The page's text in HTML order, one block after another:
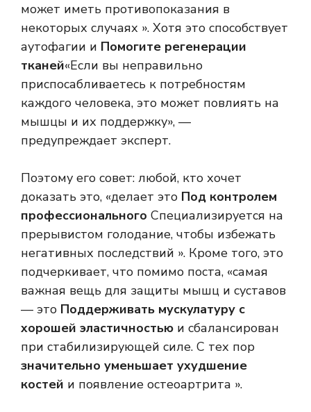
может иметь противопоказания в
некоторых случаях ». Хотя это способствует
аутофагии и Помогите регенерации
тканей«Если вы неправильно
приспосабливаетесь к потребностям
каждого человека, это может повлиять на
мышцы и их поддержку», —
предупреждает эксперт.
Поэтому его совет: любой, кто хочет
доказать это, «делает это Под контролем
профессионального Специализируется на
прерывистом голодание, чтобы избежать
негативных последствий ». Кроме того, это
подчеркивает, что помимо поста, «самая
важная вещь для защиты мышц и суставов
— это Поддерживать мускулатуру с
хорошей эластичностью и сбалансирован
при стабилизирующей силе. С тех пор
значительно уменьшает ухудшение
костей и появление остеоартрита ».